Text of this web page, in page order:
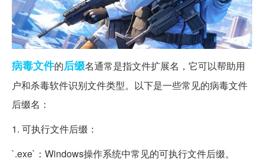
病毒文件的后缀名通常是指文件扩展名，它可以帮助用
户和杀毒软件识别文件类型。以下是一些常见的病毒文件
后缀名：
1. 可执行文件后缀：
`.exe`：Windows操作系统中常见的可执行文件后缀。